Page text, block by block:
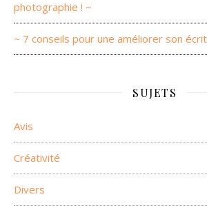
photographie ! ~
~ 7 conseils pour une améliorer son
SUJETS
Avis
Créativité
Divers